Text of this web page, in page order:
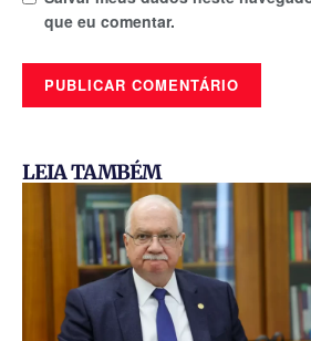
que eu comentar.
LEIA TAMBÉM